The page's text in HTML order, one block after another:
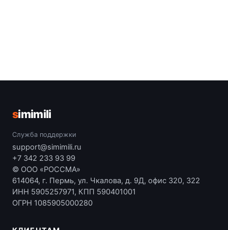
simimili
Служба поддержки
support@simimili.ru
+7 342 233 93 99
© ООО «РОССМА»
614064, г. Пермь, ул. Чкалова, д. 9Д, офис 320, 322
ИНН 5905257971, КПП 590401001
ОГРН 1085905000280